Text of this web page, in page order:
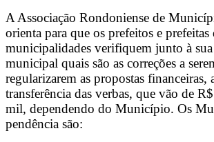
A Associação Rondoniense de
orienta para que os prefeitos e prefeitas
municipalidades verifiquem junto à sua
municipal quais são as correções a
regularizarem as propostas financeiras,
transferência das verbas, que vão de
mil, dependendo do Município. Os
pendência são: